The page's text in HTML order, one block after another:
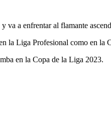
a enfrentar al flamante
la Liga Profesional como en la
en la Copa de la Liga 2023.